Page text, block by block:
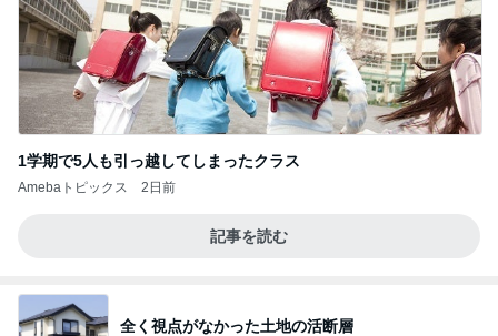
1学期で5人も引っ越してしまったクラス
Amebaトピックス 2日前
記事を読む
全く視点がなかった土地の活断層